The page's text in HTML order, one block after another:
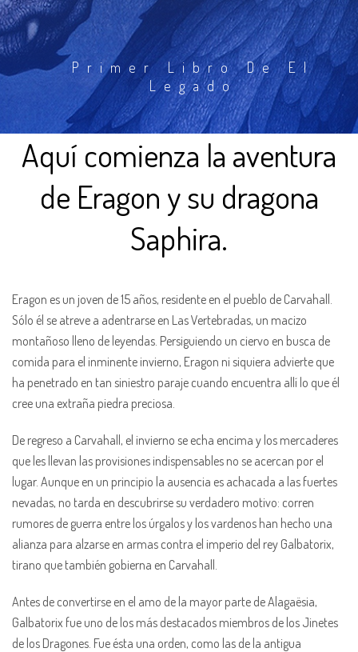
Primer Libro De El
Legado
Aquí comienza la aventura
de Eragon y su dragona
Saphira.
Eragon es un joven de 15 años, residente en el pueblo de Carvahall.
Sólo él se atreve a adentrarse en Las Vertebradas, un macizo
montañoso lleno de leyendas. Persiguiendo un ciervo en busca de
comida para el inminente invierno, Eragon ni siquiera advierte que
ha penetrado en tan siniestro paraje cuando encuentra allí lo que él
cree una extraña piedra preciosa.
De regreso a Carvahall, el invierno se echa encima y los mercaderes
que les llevan las provisiones indispensables no se acercan por el
lugar. Aunque en un principio la ausencia es achacada a las fuertes
nevadas, no tarda en descubrirse su verdadero motivo: corren
rumores de guerra entre los úrgalos y los vardenos han hecho una
alianza para alzarse en armas contra el imperio del rey Galbatorix,
tirano que también gobierna en Carvahall.
Antes de convertirse en el amo de la mayor parte de Alagaësia,
Galbatorix fue uno de los más destacados miembros de los Jinetes
de los Dragones. Fue ésta una orden, como las de la antigua